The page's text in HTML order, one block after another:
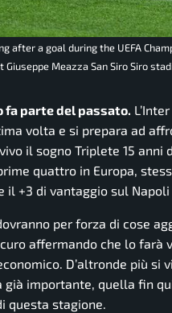
after a goal during the UEFA
Giuseppe Meazza San Siro Siro
fa parte del passato.
volta e si prepara ad
il sogno Triplete 15
quattro in Europa,
+3 di vantaggio sul
per forza di cose
affermando che lo farà
D’altronde più
importante, quella fin
questa stagione.